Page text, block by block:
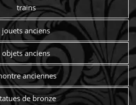
trains
jouets anciens
objets anciens
anciennes
de bronze